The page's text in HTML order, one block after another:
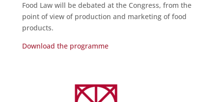
Food Law will be debated at the Congress, from the
point of view of production and marketing of food
products.
Download the programme